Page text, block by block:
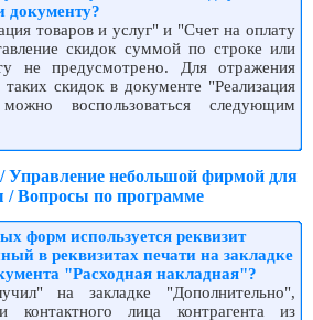
документу?
товаров и услуг" и "Счет на оплату
скидок суммой по строке или
не предусмотрено. Для отражения
таких скидок в документе "Реализация
воспользоваться следующим
Управление небольшой фирмой для
Вопросы по программе
форм используется реквизит
в реквизитах печати на закладке
"Расходная накладная"?
на закладке "Дополнительно",
контактного лица контрагента из